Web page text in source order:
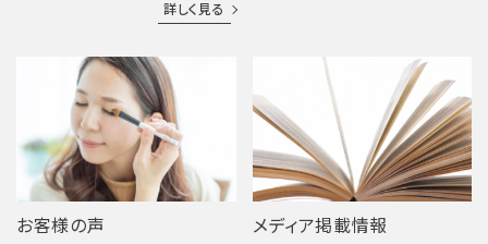
詳しく見る
お客様の声 メディア掲載情報